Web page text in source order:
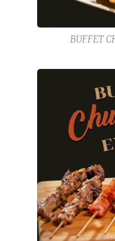
BUFFET